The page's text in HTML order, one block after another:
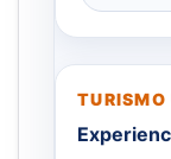
TURISMO